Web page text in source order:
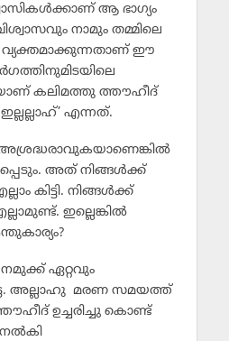
ആ ഭാഗ്യം
നാമും തമ്മിലെ
വ്യക്തമാക്കുന്നതാണ് ഈ
കലിമത്തു ത്തൗഹീദ്
എന്നത്.
അശ്രദ്ധരാവുകയാണെങ്കില്‍
അത് നിങ്ങള്‍ക്ക്
കിട്ടി. നിങ്ങള്‍ക്ക്
ഇല്ലെങ്കില്‍
ഏറ്റവും
അല്ലാഹു മരണ സമയത്ത്
ഉച്ചരിച്ചു കൊണ്ട്
നല്‍കി